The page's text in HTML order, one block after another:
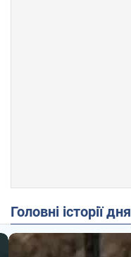
Головні історії дня